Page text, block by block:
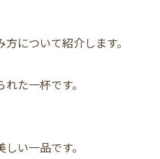
について紹介します。
た一杯です。
い一品です。